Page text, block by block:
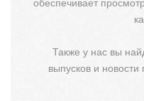
обеспечивает
Также у нас вы
выпусков и новости